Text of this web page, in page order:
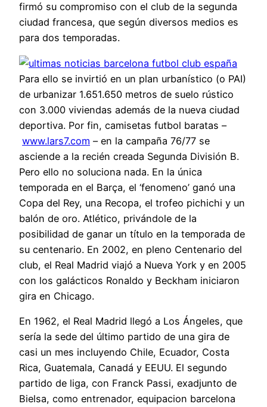
firmó su compromiso con el club de la segunda
ciudad francesa, que según diversos medios es
para dos temporadas.
Para ello se invirtió en un plan urbanístico (o PAI)
de urbanizar 1.651.650 metros de suelo rústico
con 3.000 viviendas además de la nueva ciudad
deportiva. Por fin, camisetas futbol baratas –
www.lars7.com – en la campaña 76/77 se
asciende a la recién creada Segunda División B.
Pero ello no soluciona nada. En la única
temporada en el Barça, el ‘fenomeno’ ganó una
Copa del Rey, una Recopa, el trofeo pichichi y un
balón de oro. Atlético, privándole de la
posibilidad de ganar un título en la temporada de
su centenario. En 2002, en pleno Centenario del
club, el Real Madrid viajó a Nueva York y en 2005
con los galácticos Ronaldo y Beckham iniciaron
gira en Chicago.
En 1962, el Real Madrid llegó a Los Ángeles, que
sería la sede del último partido de una gira de
casi un mes incluyendo Chile, Ecuador, Costa
Rica, Guatemala, Canadá y EEUU. El segundo
partido de liga, con Franck Passi, exadjunto de
Bielsa, como entrenador, equipacion barcelona